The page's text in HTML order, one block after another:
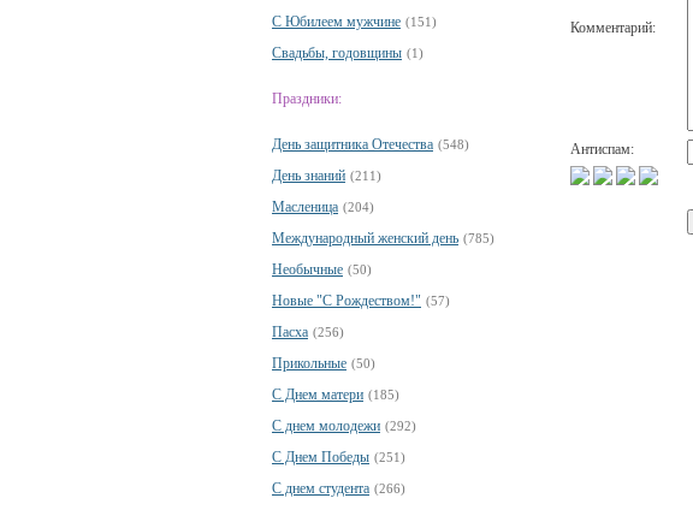
С Юбилеем мужчине (151)
Свадьбы, годовщины (1)
Праздники:
День защитника Отечества (548)
День знаний (211)
Масленица (204)
Международный женский день (785)
Необычные (50)
Новые "С Рождеством!" (57)
Пасха (256)
Прикольные (50)
С Днем матери (185)
С днем молодежи (292)
С Днем Победы (251)
С днем студента (266)
Комментарий:
Антиспам: